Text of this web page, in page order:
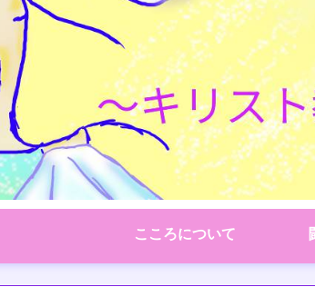
こころについて